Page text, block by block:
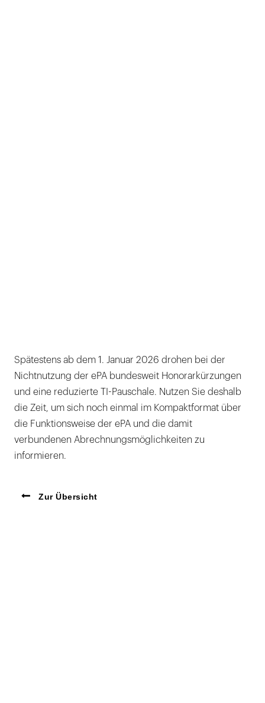
Spätestens ab dem 1. Januar 2026 drohen bei der
Nichtnutzung der ePA bundesweit Honorarkürzungen
und eine reduzierte TI-Pauschale. Nutzen Sie deshalb
die Zeit, um sich noch einmal im Kompaktformat über
die Funktionsweise der ePA und die damit
verbundenen Abrechnungsmöglichkeiten zu
informieren.
Zur Übersicht